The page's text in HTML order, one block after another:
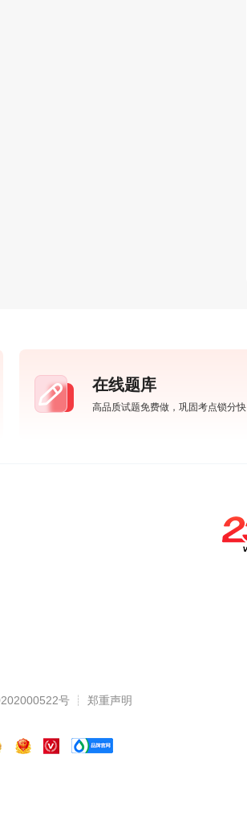
在线题库
高品质试题免费做，巩固考点锁分快
号 ┊ 郑重声明